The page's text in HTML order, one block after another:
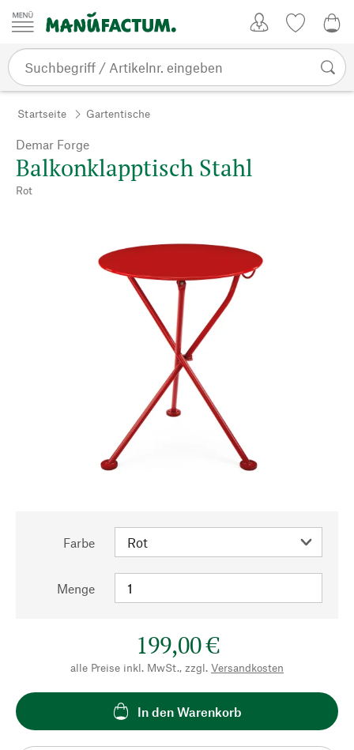
Zum Inhalt springen
Startseite Gartentische
Demar Forge
Balkonklapptisch Stahl
Rot
Farbe
Menge
199,00 €
alle Preise inkl. MwSt., zzgl. Versandkosten
In den Warenkorb